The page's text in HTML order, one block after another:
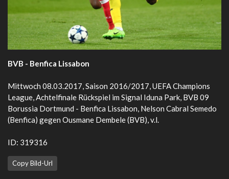
BVB - Benfica Lissabon
Mittwoch 08.03.2017, Saison 2016/2017, UEFA Champions
League, Achtelfinale Rückspiel im Signal Iduna Park, BVB 09
Borussia Dortmund - Benfica Lissabon, Nelson Cabral Semedo
(Benfica) gegen Ousmane Dembele (BVB), v.l.
ID: 319316
Copy Bild-Url